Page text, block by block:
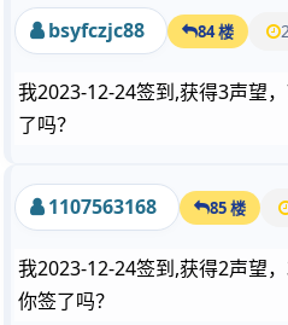
bsyfczjc88 84 楼
我2023-12-24签到,获得3声望
了吗？
1107563168 85 楼
我2023-12-24签到,获得2声望
你签了吗？